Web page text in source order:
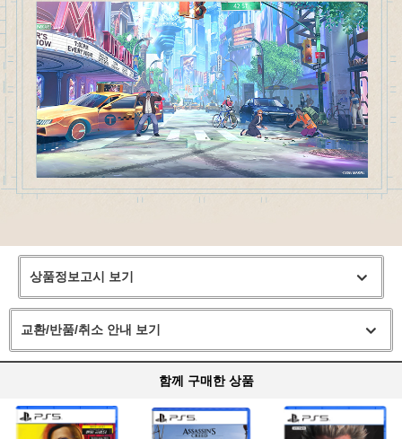
상품정보고시 보기
교환/반품/취소 안내 보기
함께 구매한 상품